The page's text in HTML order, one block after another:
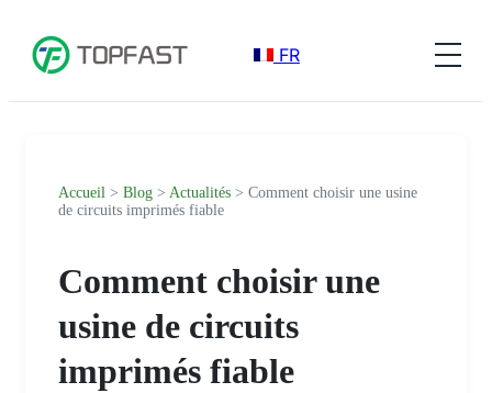
FR
Accueil > Blog > Actualités > Comment choisir une usine
de circuits imprimés fiable
Comment choisir une
usine de circuits
imprimés fiable